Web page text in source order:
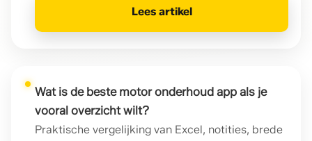
Lees artikel
Wat is de beste motor onderhoud app als je
vooral overzicht wilt?
Praktische vergelijking van Excel, notities, brede